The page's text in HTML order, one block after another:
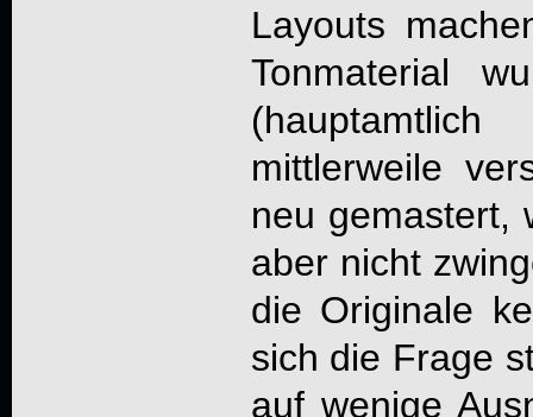
Layouts
Tonmaterial
mittlerweile
neu gemastert,
aber nicht
die Originale
sich die Frage
auf wenige